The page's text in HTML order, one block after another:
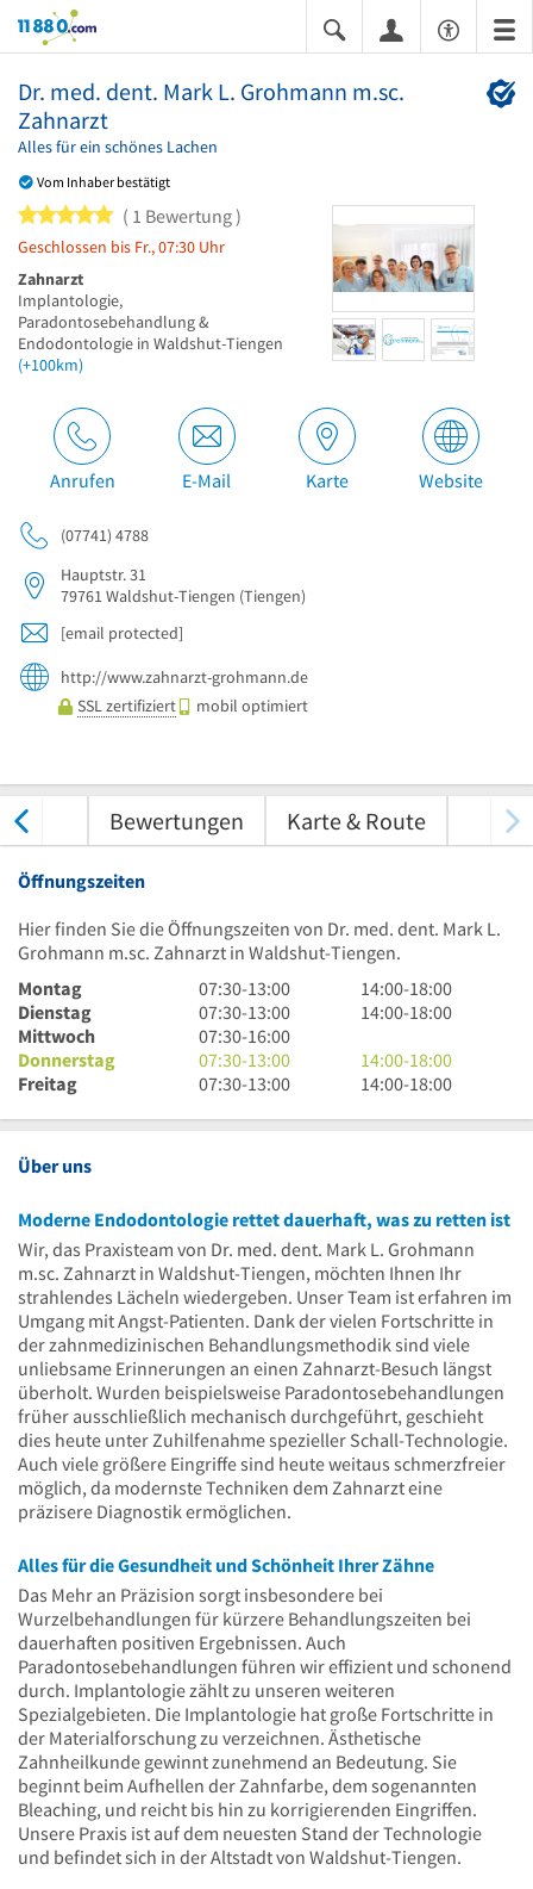
11880.com
Dr. med. dent. Mark L. Grohmann m.sc.
Zahnarzt
Alles für ein schönes Lachen
Vom Inhaber bestätigt
5 von 5 Sternen
1 Bewertung
Geschlossen bis Fr., 07:30 Uhr
Zahnarzt
Implantologie,
Paradontosebehandlung &
Endodontologie in Waldshut-Tiengen
(+100km)
Anrufen E-Mail Karte Website
(07741) 4788
Hauptstr. 31
79761 Waldshut-Tiengen (Tiengen)
[email protected]
http://www.zahnarzt-grohmann.de
SSL zertifiziert
mobil optimiert
Bewertungen Karte & Route
Öffnungszeiten
Hier finden Sie die Öffnungszeiten von Dr. med. dent. Mark L.
Grohmann m.sc. Zahnarzt in Waldshut-Tiengen.
Montag
7
Uhr
30
bis
13
07:30-13:00
14
Uhr
18
Uhr
14:00-18:00
Dienstag
7
Uhr
30
bis
Uhr
07:30-13:00
14
bis
18
14:00-18:00
Mittwoch
7
Uhr
30
16
07:30-16:00
Donnerstag
7
Uhr
bis
07:30-13:00
14
Uhr
18
14:00-18:00
Freitag
7
30
07:30-13:00
14
bis
14:00-18:00
Über uns
Moderne Endodontologie rettet dauerhaft, was zu retten ist
Wir, das Praxisteam von Dr. med. dent. Mark L. Grohmann
m.sc. Zahnarzt in Waldshut-Tiengen, möchten Ihnen Ihr
strahlendes Lächeln wiedergeben. Unser Team ist erfahren im
Umgang mit Angst-Patienten. Dank der vielen Fortschritte in
der zahnmedizinischen Behandlungsmethodik sind viele
unliebsame Erinnerungen an einen Zahnarzt-Besuch längst
überholt. Wurden beispielsweise Paradontosebehandlungen
früher ausschließlich mechanisch durchgeführt, geschieht
dies heute unter Zuhilfenahme spezieller Schall-Technologie.
Auch viele größere Eingriffe sind heute weitaus schmerzfreier
möglich, da modernste Techniken dem Zahnarzt eine
präzisere Diagnostik ermöglichen.
Alles für die Gesundheit und Schönheit Ihrer Zähne
Das Mehr an Präzision sorgt insbesondere bei
Wurzelbehandlungen für kürzere Behandlungszeiten bei
dauerhaften positiven Ergebnissen. Auch
Paradontosebehandlungen führen wir effizient und schonend
durch. Implantologie zählt zu unseren weiteren
Spezialgebieten. Die Implantologie hat große Fortschritte in
der Materialforschung zu verzeichnen. Ästhetische
Zahnheilkunde gewinnt zunehmend an Bedeutung. Sie
beginnt beim Aufhellen der Zahnfarbe, dem sogenannten
Bleaching, und reicht bis hin zu korrigierenden Eingriffen.
Unsere Praxis ist auf dem neuesten Stand der Technologie
und befindet sich in der Altstadt von Waldshut-Tiengen.